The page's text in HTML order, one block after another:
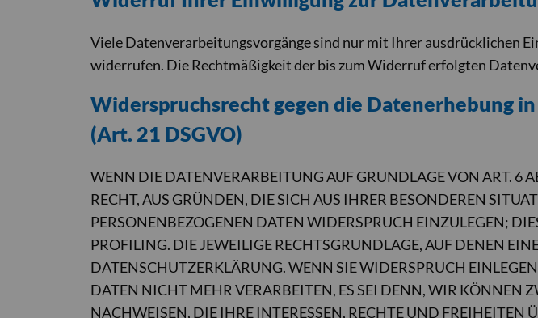
Viele Datenverarbeitungsvorgänge sind nur mit Ihrer ausdrücklichen
widerrufen. Die Rechtmäßigkeit der bis zum Widerruf erfolgten
Widerspruchsrecht gegen die Datenerhebung
(Art. 21 DSGVO)
WENN DIE DATENVERARBEITUNG AUF GRUNDLAGE VON ART. 6
RECHT, AUS GRÜNDEN, DIE SICH AUS IHRER BESONDEREN
PERSONENBEZOGENEN DATEN WIDERSPRUCH EINZULEGEN;
PROFILING. DIE JEWEILIGE RECHTSGRUNDLAGE, AUF DENEN
DATENSCHUTZERKLÄRUNG. WENN SIE WIDERSPRUCH
DATEN NICHT MEHR VERARBEITEN, ES SEI DENN, WIR KÖNNEN
NACHWEISEN, DIE IHRE INTERESSEN, RECHTE UND FREIHEITEN